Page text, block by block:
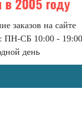
заказов на сайте
ПН-СБ 10:00 - 19:00
день